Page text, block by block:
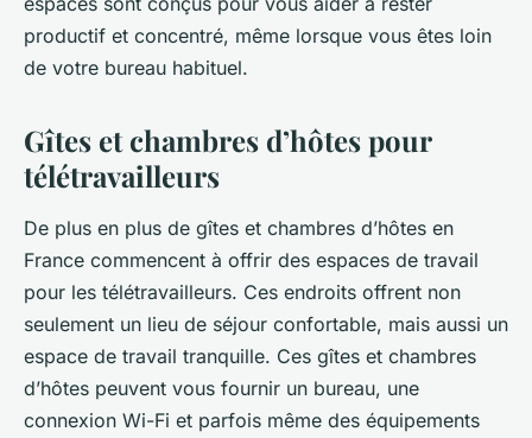
productif et concentré, même lorsque vous êtes loin
de votre bureau habituel.
Gîtes et chambres d’hôtes pour
télétravailleurs
De plus en plus de gîtes et chambres d’hôtes en
France commencent à offrir des espaces de travail
pour les télétravailleurs. Ces endroits offrent non
seulement un lieu de séjour confortable, mais aussi un
espace de travail tranquille. Ces gîtes et chambres
d’hôtes peuvent vous fournir un bureau, une
connexion Wi-Fi et parfois même des équipements